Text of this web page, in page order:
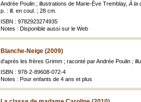
Andrée Poulin ; illustrations de Marie-Ève Tremblay, À la
p. : ill. en coul. ; 28 cm.
ISBN : 9782923274935
Notes : Disponible aussi sur le Web
Blanche-Neige (2009)
d'après les frères Grimm ; raconté par Andrée Poulin ;
ISBN : 978-2-89608-072-4
Notes : Pour enfants de 4 ans et plus